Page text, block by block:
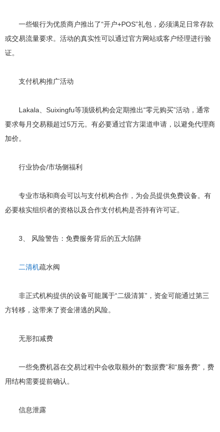
一些银行为优质商户推出了“开户+POS”礼包，必须满足日常存款
或交易流量要求。活动的真实性可以通过官方网站或客户经理进行验
证。
支付机构推广活动
Lakala、Suixingfu等顶级机构会定期推出“零元购买”活动，通常
要求每月交易额超过5万元。有必要通过官方渠道申请，以避免代理商
加价。
行业协会/市场侧福利
专业市场和商会可以与支付机构合作，为会员提供免费设备。有
必要核实组织者的资格以及合作支付机构是否持有许可证。
3、 风险警告：免费服务背后的五大陷阱
二清机疏水阀
非正式机构提供的设备可能属于“二级清算”，资金可能通过第三
方转移，这带来了资金潜逃的风险。
无形扣减费
一些免费机器在交易过程中会收取额外的“数据费”和“服务费”，费
用结构需要提前确认。
信息泄露